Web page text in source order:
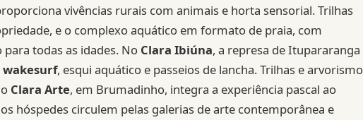
vivências rurais com animais e horta sensorial. Trilhas
e o complexo aquático em formato de praia, com
todas as idades. No Clara Ibiúna, a represa de Itupararanga
wakesurf, esqui aquático e passeios de lancha. Trilhas e arvorismo
Clara Arte, em Brumadinho, integra a experiência pascal ao
hóspedes circulem pelas galerias de arte contemporânea e